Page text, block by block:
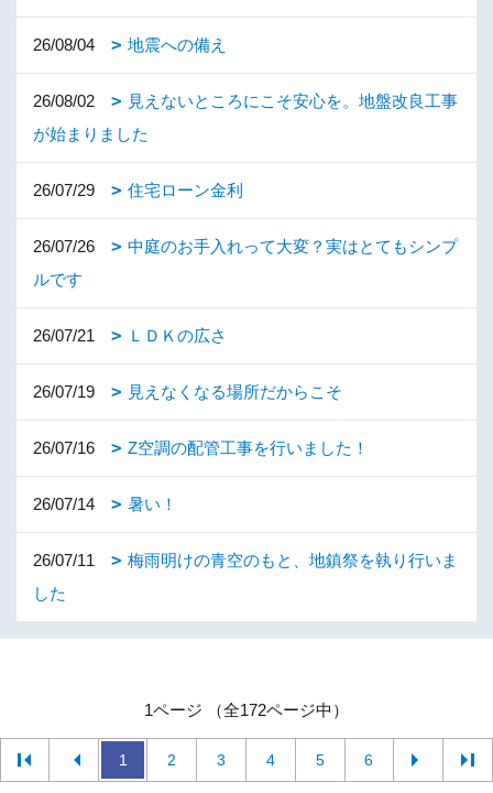
26/08/04 地震への備え
26/08/02
見えないところにこそ安心を。地盤改良工事
が始まりました
26/07/29 住宅ローン金利
26/07/26
中庭のお手入れって大変？実はとてもシンプ
ルです
26/07/21 ＬＤＫの広さ
26/07/19 見えなくなる場所だからこそ
26/07/16 Z空調の配管工事を行いました！
26/07/14 暑い！
26/07/11
梅雨明けの青空のもと、地鎮祭を執り行いま
した
1ページ （全172ページ中）
1 2 3 4 5 6